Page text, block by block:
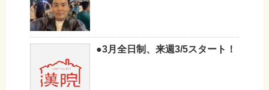
●3月全日制、来週3/5スタート！